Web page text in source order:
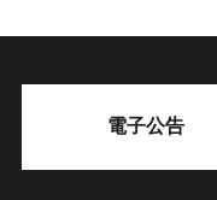
電子公告